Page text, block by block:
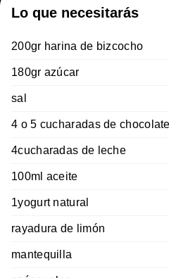
Lo que necesitarás
200gr harina de bizcocho
180gr azúcar
sal
4 o 5 cucharadas de
4cucharadas de leche
100ml aceite
1yogurt natural
rayadura de limón
mantequilla